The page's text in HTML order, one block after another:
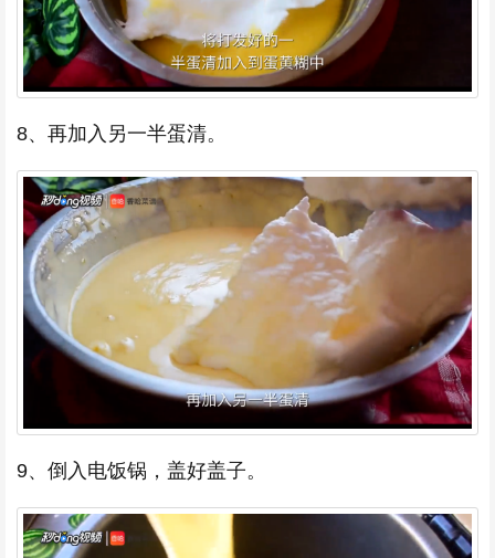
8、再加入另一半蛋清。
9、倒入电饭锅，盖好盖子。